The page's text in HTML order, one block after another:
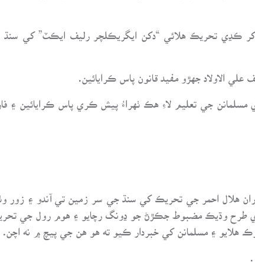
ڪڍي تحريڪ هلائي “دکن ايگريڪلچر رليف ايڪٽ” کي سنڌ
الاولاد جهڙو مفيد قانون پاس ڪرايائين.
مسلمانن جي تعليم لاءِ هڪ ٺهراءُ پيش ڪري پاس ڪرايائين ۽
هلال احمر جي تحريڪ کي سنڌ جي سر زمين تي آندو ۽ زور
طرح وڌيڪ مضبوط جڪڙڻ جو ڍونگ رچايو ۽ هوم رول جي
۽ مسلمانن کي خبردار ڪيو ته هو هن جي پيچ ۾ نه اچن.